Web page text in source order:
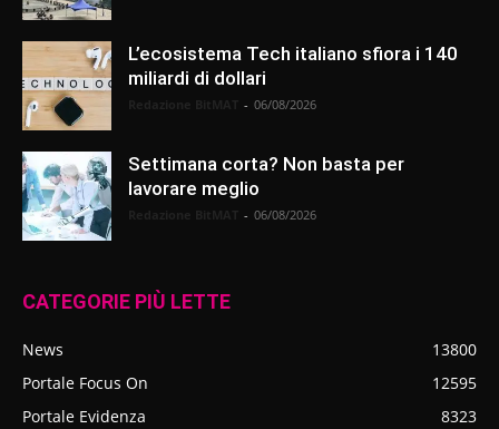
L’ecosistema Tech italiano sfiora i 140
miliardi di dollari
- 06/08/2026
Settimana corta? Non basta per
lavorare meglio
- 06/08/2026
CATEGORIE PIÙ LETTE
News
13800
Portale Focus On
12595
Portale Evidenza
8323